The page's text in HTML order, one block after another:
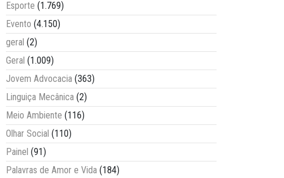
Esporte (1.769)
Evento (4.150)
geral (2)
Geral (1.009)
Jovem Advocacia (363)
Linguiça Mecânica (2)
Meio Ambiente (116)
Olhar Social (110)
Painel (91)
Palavras de Amor e Vida (184)